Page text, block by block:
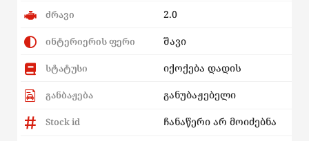
ძრავი 2.0
ინტერიერის ფერი შავი
სტატუსი იქოქება დადის
განბაჟება განუბაჟებელი
Stock id ჩანაწერი არ მოიძებნა